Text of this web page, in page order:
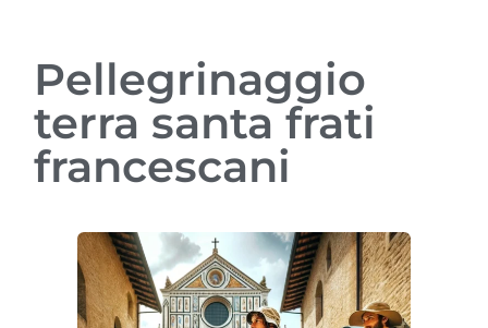
Pellegrinaggio
terra santa frati
francescani